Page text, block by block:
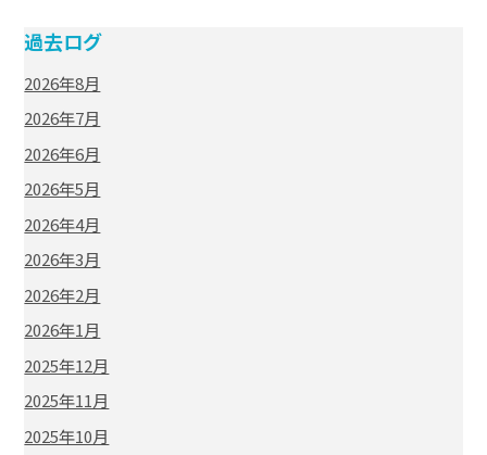
過去ログ
2026年8月
2026年7月
2026年6月
2026年5月
2026年4月
2026年3月
2026年2月
2026年1月
2025年12月
2025年11月
2025年10月